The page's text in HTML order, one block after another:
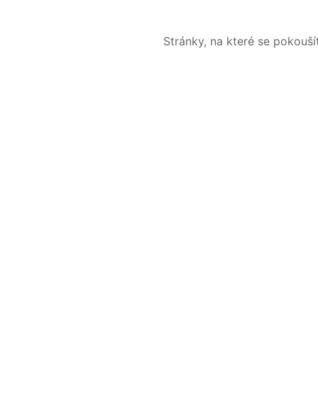
Stránky, na které se